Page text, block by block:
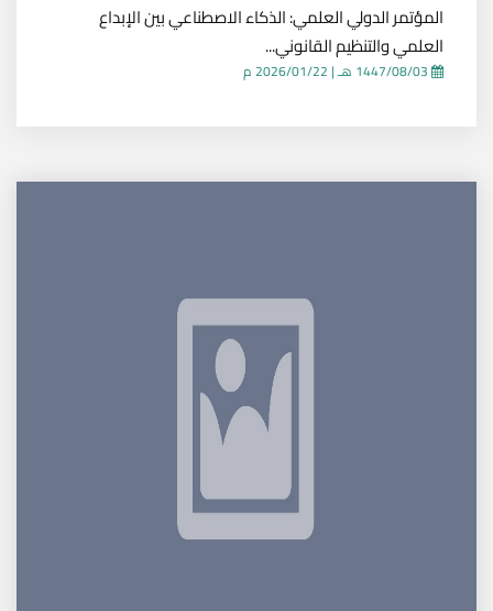
المؤتمر الدولي العلمي: الذكاء الاصطناعي بين الإبداع
العلمي والتنظيم القانوني...
| 2026/01/22 م